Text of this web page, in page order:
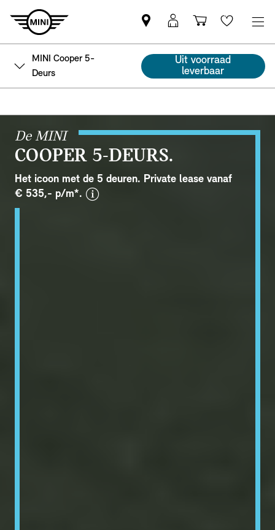
Vind
een
MINI
partner
MyMini
login
Wishlist
MINI Cooper 5-
Deurs
Uit voorraad
leverbaar
De MINI
COOPER 5-DEURS.
Het icoon met de 5 deuren. Private lease vanaf
€ 535,- p/m*.